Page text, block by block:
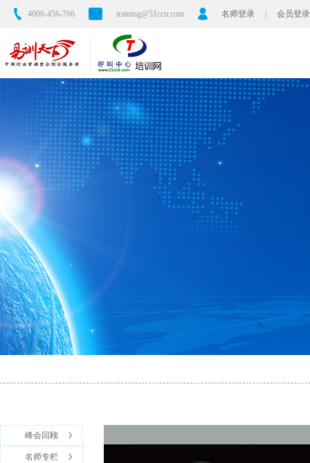
4006-456-766 training@51cctr.com 名师登录 会员登录
峰会回顾
名师专栏